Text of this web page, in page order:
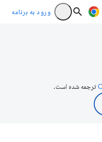
ورود به برنامه
ترجمه شده است.